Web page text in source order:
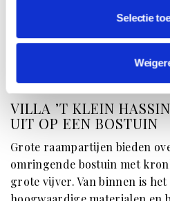
Selectie
BIJZONDER WONEN
VILLA ’T KLEIN
UIT OP EEN BOSTUIN
Grote raampartijen bieden
omringende bostuin met
grote vijver. Van binnen is